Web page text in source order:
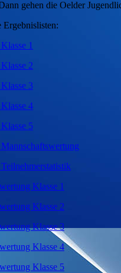
gehen die Oelder
Ergebnislisten:
1
2
3
4
5
Klasse 1
Klasse 2
Klasse 3
Klasse 4
Klasse 5